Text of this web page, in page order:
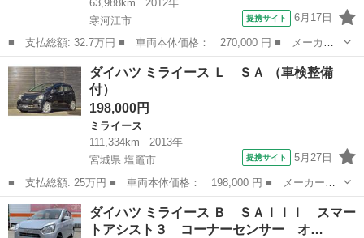
63,988km
2012年
寒河江市
提携サイト 6月17日
■ 支払総額: 32.7万円 ■ 車両本体価格： 270,000 円 ■ メーカー
名： ダイハツ ■ 車種名： ミライース ■ グレード名： Ｇｆ
４ＷＤ キーレス ＣＤ ＦＭ／ＡＭ エコアイドル コーナーセン
サー 横滑り...
山形 寒河江市
ダイハツ ミライース Ｌ ＳＡ （車検整備
付）
198,000円
ミライース
111,334km
2013年
宮城県 塩竈市
提携サイト 5月27日
■ 支払総額: 25万円 ■ 車両本体価格： 198,000 円 ■ メーカー
名： ダイハツ ■ 車種名： ミライース ■ グレード名： Ｌ Ｓ
Ａ ■ 排気量： 660cc ■ ドア枚数： 5D ■ ミッション： CVT ...
宮城 塩竈市 ミライース
ダイハツ ミライース Ｂ ＳＡＩＩＩ スマー
トアシスト３ コーナーセンサー オ…